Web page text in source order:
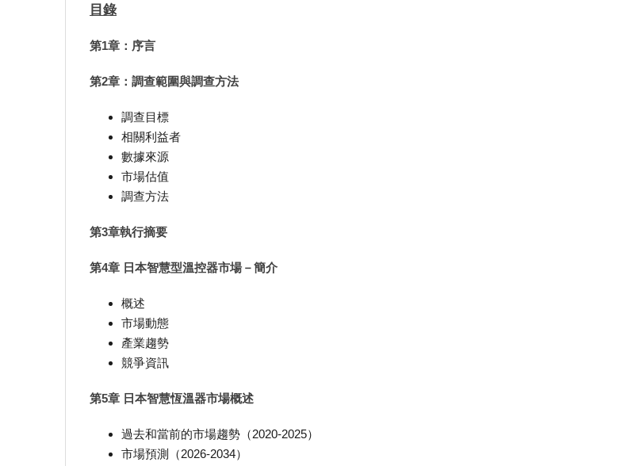
目錄
第1章：序言
第2章：調查範圍與調查方法
調查目標
相關利益者
數據來源
市場估值
調查方法
第3章執行摘要
第4章 日本智慧型溫控器市場－簡介
概述
市場動態
產業趨勢
競爭資訊
第5章 日本智慧恆溫器市場概述
過去和當前的市場趨勢（2020-2025）
市場預測（2026-2034）